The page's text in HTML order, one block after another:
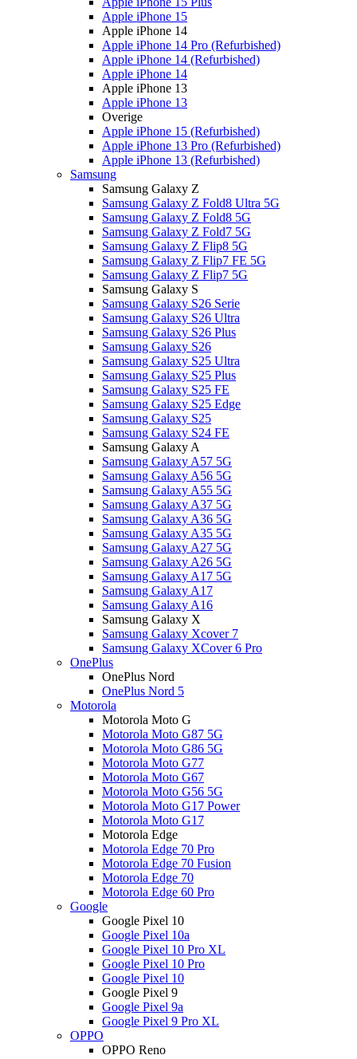
Apple iPhone 15
Apple iPhone 14
Apple iPhone 14 Pro (Refurbished)
Apple iPhone 14 (Refurbished)
Apple iPhone 14
Apple iPhone 13
Apple iPhone 13
Overige
Apple iPhone 15 (Refurbished)
Apple iPhone 13 Pro (Refurbished)
Apple iPhone 13 (Refurbished)
Samsung
Samsung Galaxy Z
Samsung Galaxy Z Fold8 Ultra 5G
Samsung Galaxy Z Fold8 5G
Samsung Galaxy Z Fold7 5G
Samsung Galaxy Z Flip8 5G
Samsung Galaxy Z Flip7 FE 5G
Samsung Galaxy Z Flip7 5G
Samsung Galaxy S
Samsung Galaxy S26 Serie
Samsung Galaxy S26 Ultra
Samsung Galaxy S26 Plus
Samsung Galaxy S26
Samsung Galaxy S25 Ultra
Samsung Galaxy S25 Plus
Samsung Galaxy S25 FE
Samsung Galaxy S25 Edge
Samsung Galaxy S25
Samsung Galaxy S24 FE
Samsung Galaxy A
Samsung Galaxy A57 5G
Samsung Galaxy A56 5G
Samsung Galaxy A55 5G
Samsung Galaxy A37 5G
Samsung Galaxy A36 5G
Samsung Galaxy A35 5G
Samsung Galaxy A27 5G
Samsung Galaxy A26 5G
Samsung Galaxy A17 5G
Samsung Galaxy A17
Samsung Galaxy A16
Samsung Galaxy X
Samsung Galaxy Xcover 7
Samsung Galaxy XCover 6 Pro
OnePlus
OnePlus Nord
OnePlus Nord 5
Motorola
Motorola Moto G
Motorola Moto G87 5G
Motorola Moto G86 5G
Motorola Moto G77
Motorola Moto G67
Motorola Moto G56 5G
Motorola Moto G17 Power
Motorola Moto G17
Motorola Edge
Motorola Edge 70 Pro
Motorola Edge 70 Fusion
Motorola Edge 70
Motorola Edge 60 Pro
Google
Google Pixel 10
Google Pixel 10a
Google Pixel 10 Pro XL
Google Pixel 10 Pro
Google Pixel 10
Google Pixel 9
Google Pixel 9a
Google Pixel 9 Pro XL
OPPO
OPPO Reno